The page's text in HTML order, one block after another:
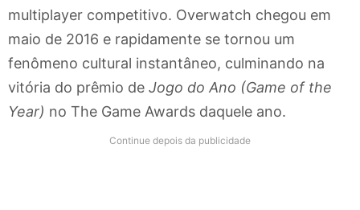
multiplayer competitivo. Overwatch chegou em
maio de 2016 e rapidamente se tornou um
fenômeno cultural instantâneo, culminando na
vitória do prêmio de Jogo do Ano (Game of the
Year) no The Game Awards daquele ano.
Continue depois da publicidade